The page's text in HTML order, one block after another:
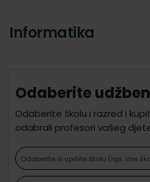
Informatika
Odaberite
Odaberite školu i razred i
odabrali profesori vašeg
Odaberite ili upišite školu (npr. ime